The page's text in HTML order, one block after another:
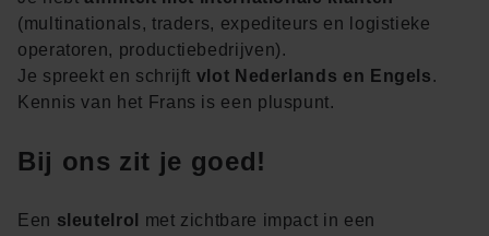
(multinationals, traders, expediteurs en logistieke
operatoren, productiebedrijven).
Je spreekt en schrijft vlot Nederlands en Engels.
Kennis van het Frans is een pluspunt.
Bij ons zit je goed!
Een sleutelrol met zichtbare impact in een